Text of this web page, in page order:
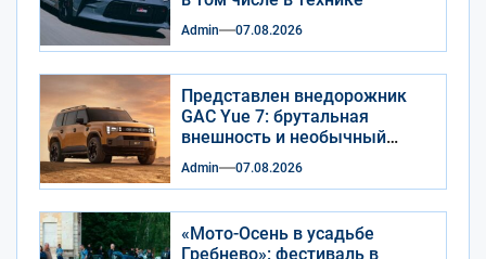
Admin 07.08.2026
Представлен внедорожник
GAC Yue 7: брутальная
внешность и необычный
салон
Admin 07.08.2026
«Мото-Осень в усадьбе
Гребнево»: фестиваль в